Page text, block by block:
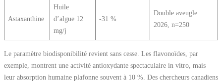
Astaxanthine
Huile
d’algue 12
mg/j
-31 %
Double aveugle
2026, n=250
Le paramètre biodisponibilité revient sans cesse. Les flavonoïdes, par
exemple, montrent une activité antioxydante spectaculaire in vitro, mais
leur absorption humaine plafonne souvent à 10 %. Des chercheurs canadiens